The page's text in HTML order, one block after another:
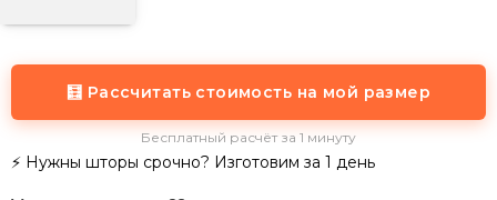
🧮 Рассчитать стоимость на мой размер
Бесплатный расчёт за 1 минуту
⚡ Нужны шторы срочно? Изготовим за 1 день